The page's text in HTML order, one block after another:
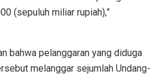
(sepuluh miliar rupiah),”
bahwa pelanggaran yang diduga
melanggar sejumlah Undang-